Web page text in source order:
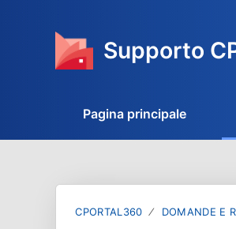
Supporto
Pagina principale
CPORTAL360 DOMANDE E